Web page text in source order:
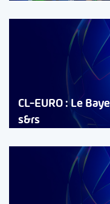
CL-EURO : Le
s&rs